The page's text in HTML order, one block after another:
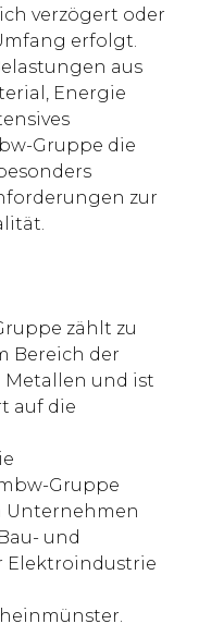
verzögert oder
erfolgt.
aus
Energie
Gruppe die
zur
zählt zu
Bereich der
Metallen und ist
auf die
Gruppe
Unternehmen
und
Elektroindustrie